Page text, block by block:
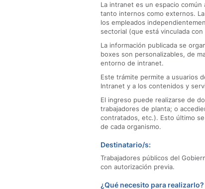
La intranet es un espacio
tanto internos como externos.
los empleados
sectorial (que está vinculada
La información publicada se
boxes son personalizables, de
entorno de intranet.
Este trámite permite a usuarios
Intranet y a los contenidos y
El ingreso puede realizarse de
trabajadores de planta; o
contratados, etc.). Esto último
de cada organismo.
Destinatario/s:
Trabajadores públicos del
con autorización previa.
¿Qué necesito para realizarlo?